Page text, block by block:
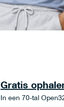
Gratis
In een 70-tal